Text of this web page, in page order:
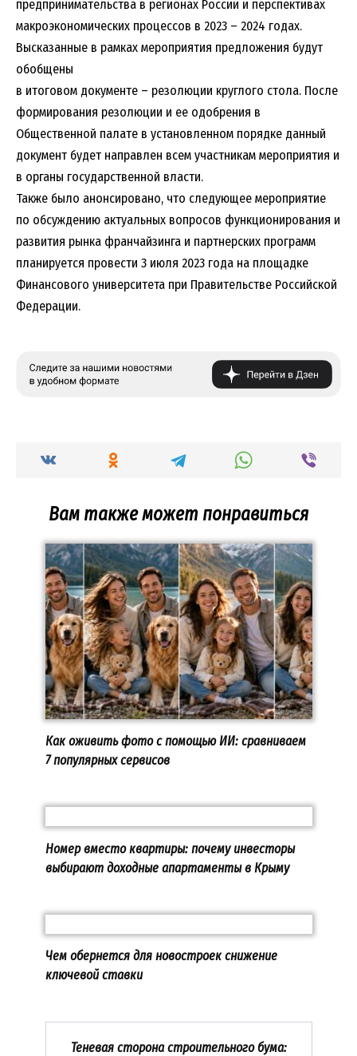
предпринимательства в регионах России и перспективах
макроэкономических процессов в 2023 – 2024 годах.
Высказанные в рамках мероприятия предложения будут
обобщены
в итоговом документе – резолюции круглого стола. После
формирования резолюции и ее одобрения в
Общественной палате в установленном порядке данный
документ будет направлен всем участникам мероприятия и
в органы государственной власти.
Также было анонсировано, что следующее мероприятие
по обсуждению актуальных вопросов функционирования и
развития рынка франчайзинга и партнерских программ
планируется провести 3 июля 2023 года на площадке
Финансового университета при Правительстве Российской
Федерации.
Вам также может понравиться
Как оживить фото с помощью ИИ: сравниваем
7 популярных сервисов
Номер вместо квартиры: почему инвесторы
выбирают доходные апартаменты в Крыму
Чем обернется для новостроек снижение
ключевой ставки
Теневая сторона строительного бума: